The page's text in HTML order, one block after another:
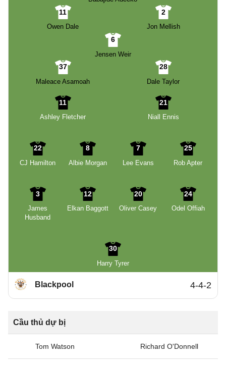
11
Owen Dale
2
Jon Mellish
6
Jensen Weir
37
Maleace Asamoah
28
Dale Taylor
11
Ashley Fletcher
21
Niall Ennis
22
CJ Hamilton
8
Albie Morgan
7
Lee Evans
25
Rob Apter
3
James
Husband
12
Elkan Baggott
20
Oliver Casey
24
Odel Offiah
30
Harry Tyrer
Blackpool 4-4-2
Cầu thủ dự bị
Tom Watson Richard O'Donnell